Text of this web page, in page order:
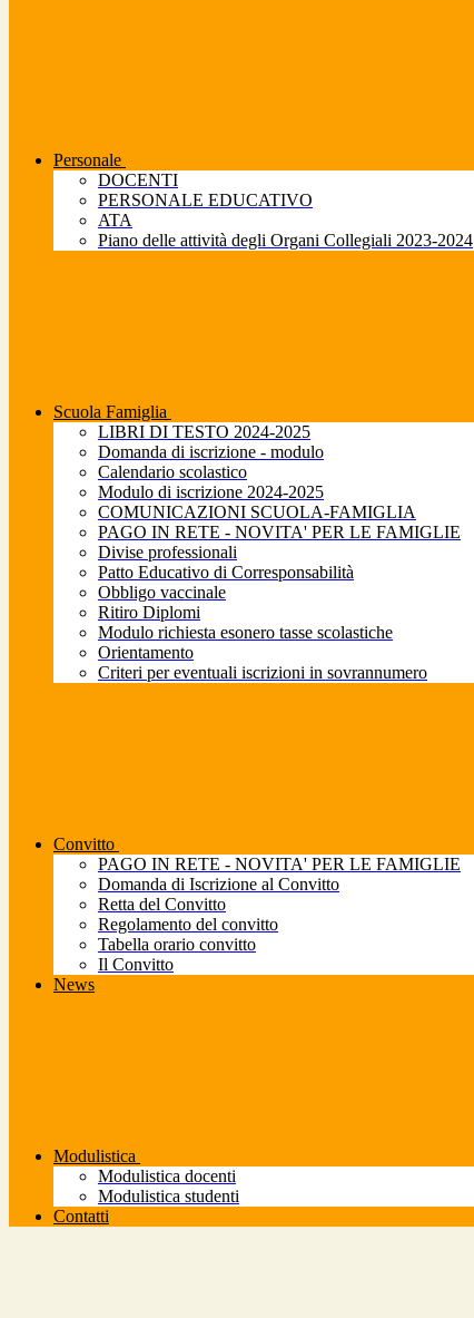
Personale
DOCENTI
PERSONALE EDUCATIVO
ATA
Piano delle attività degli Organi Collegiali 2023-2024
Scuola Famiglia
LIBRI DI TESTO 2024-2025
Domanda di iscrizione - modulo
Calendario scolastico
Modulo di iscrizione 2024-2025
COMUNICAZIONI SCUOLA-FAMIGLIA
PAGO IN RETE - NOVITA' PER LE FAMIGLIE
Divise professionali
Patto Educativo di Corresponsabilità
Obbligo vaccinale
Ritiro Diplomi
Modulo richiesta esonero tasse scolastiche
Orientamento
Criteri per eventuali iscrizioni in sovrannumero
Convitto
PAGO IN RETE - NOVITA' PER LE FAMIGLIE
Domanda di Iscrizione al Convitto
Retta del Convitto
Regolamento del convitto
Tabella orario convitto
Il Convitto
News
Modulistica
Modulistica docenti
Modulistica studenti
Contatti